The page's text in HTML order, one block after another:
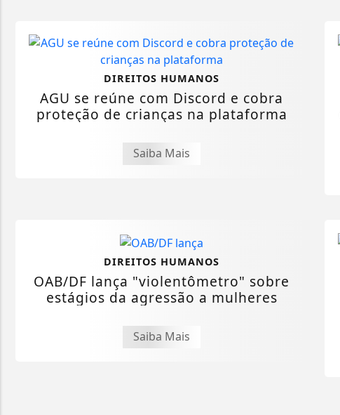
DIREITOS HUMANOS
AGU se reúne com Discord e cobra
proteção de crianças na plataforma
Saiba Mais
DIREITOS HUMANOS
OAB/DF lança "violentômetro" sobre
estágios da agressão a mulheres
Saiba Mais